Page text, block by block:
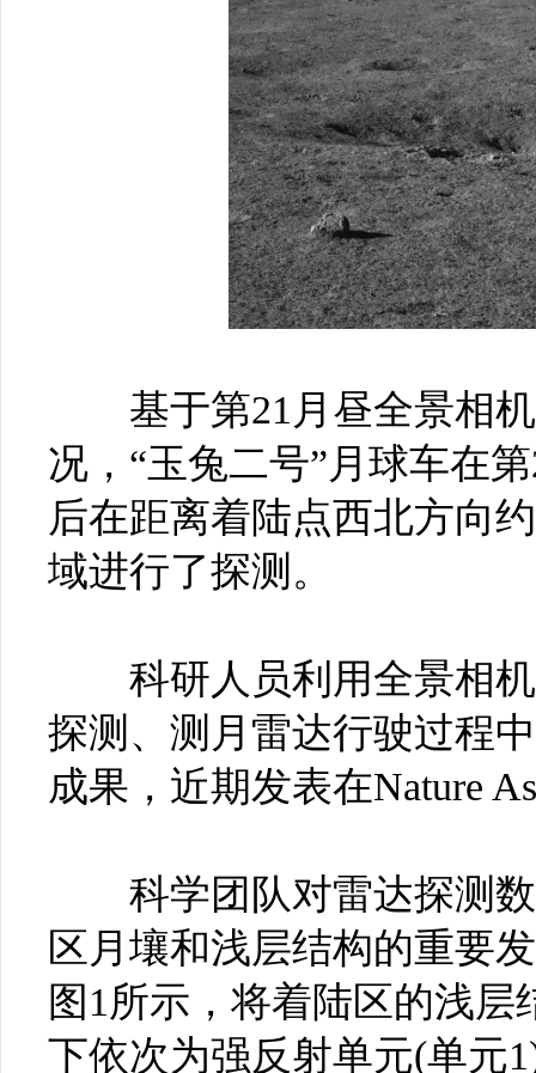
基于第21月昼全景相机
况，“玉兔二号”月球车在
后在距离着陆点西北方向
域进行了探测。
科研人员利用全景相机
探测、测月雷达行驶过程
成果，近期发表在Nature
科学团队对雷达探测数
区月壤和浅层结构的重要
图1所示，将着陆区的浅
下依次为强反射单元(单元